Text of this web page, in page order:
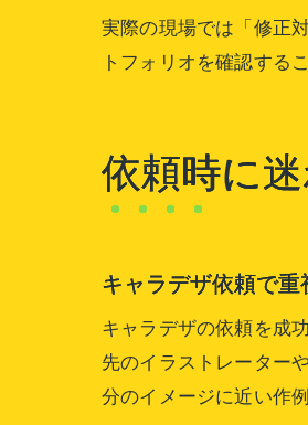
実際の現場では「修正
トフォリオを確認する
依頼時に
キャラデザ依頼で重
キャラデザの依頼を成
先のイラストレーター
分のイメージに近い作